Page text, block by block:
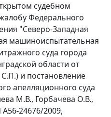
судебном
Федерального
"Северо-Западная
машиноиспытательная
суда города
области от
и постановление
апелляционного суда
М.В., Горбачева О.В.,
24676/2009,